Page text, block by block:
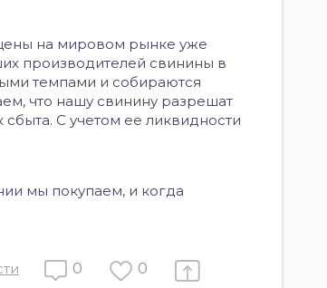
на мировом рынке уже
производителей свинины в
темпами и собираются
что нашу свинину разрешат
С учетом ее ликвидности
мы покупаем, и когда
0 0